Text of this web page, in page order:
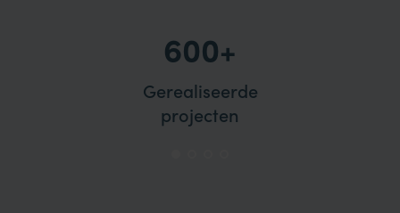
600+
Gerealiseerde
projecten